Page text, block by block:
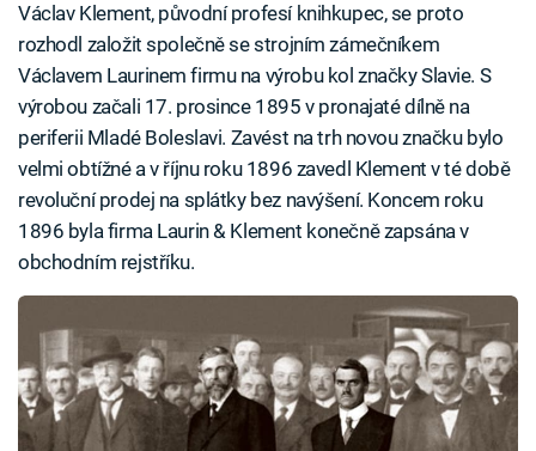
Václav Klement, původní profesí knihkupec, se proto
rozhodl založit společně se strojním zámečníkem
Václavem Laurinem firmu na výrobu kol značky Slavie. S
výrobou začali 17. prosince 1895 v pronajaté dílně na
periferii Mladé Boleslavi. Zavést na trh novou značku bylo
velmi obtížné a v říjnu roku 1896 zavedl Klement v té době
revoluční prodej na splátky bez navýšení. Koncem roku
1896 byla firma Laurin & Klement konečně zapsána v
obchodním rejstříku.